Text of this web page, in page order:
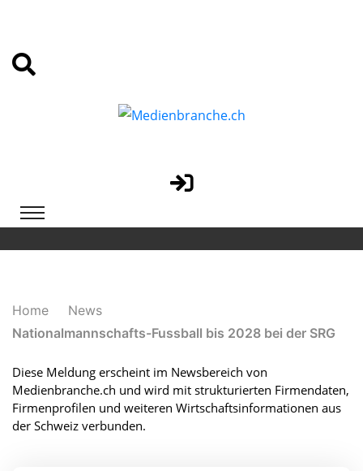
Home
News
Nationalmannschafts-Fussball bis 2028 bei der SRG
Diese Meldung erscheint im Newsbereich von
Medienbranche.ch und wird mit strukturierten Firmendaten,
Firmenprofilen und weiteren Wirtschaftsinformationen aus
der Schweiz verbunden.